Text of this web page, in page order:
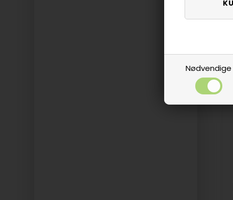
Nødvendige